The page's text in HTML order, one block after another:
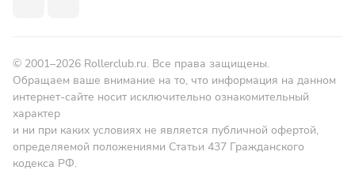
© 2001–2026 Rollerclub.ru. Все права защищены.
Обращаем ваше внимание на то, что информация на данном
интернет-сайте носит исключительно ознакомительный
характер
и ни при каких условиях не является публичной офертой,
определяемой положениями Статьи 437 Гражданского
кодекса РФ.